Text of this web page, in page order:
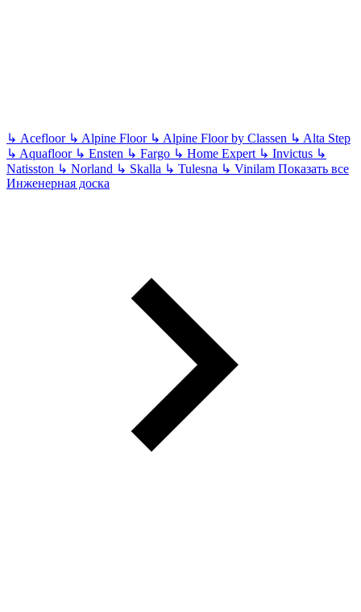
↳ Acefloor ↳ Alpine Floor ↳ Alpine Floor by Classen ↳ Alta Step
↳ Aquafloor ↳ Ensten ↳ Fargo ↳ Home Expert ↳ Invictus ↳
Natisston ↳ Norland ↳ Skalla ↳ Tulesna ↳ Vinilam Показать все
Инженерная доска